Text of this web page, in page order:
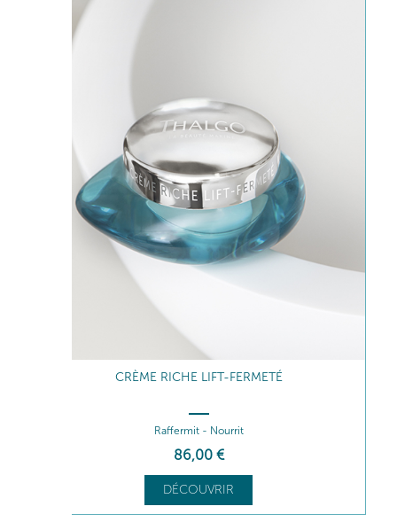
CRÈME RICHE LIFT-FERMETÉ
Raffermit - Nourrit
86,00 €
DÉCOUVRIR